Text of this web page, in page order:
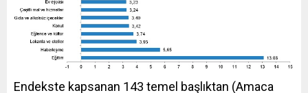
Endekste kapsanan 143 temel başlıktan (Amaca